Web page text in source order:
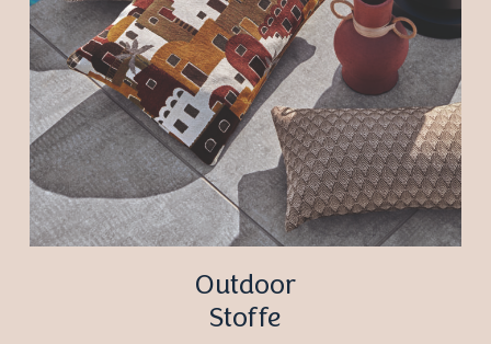
Outdoor
Stoffe